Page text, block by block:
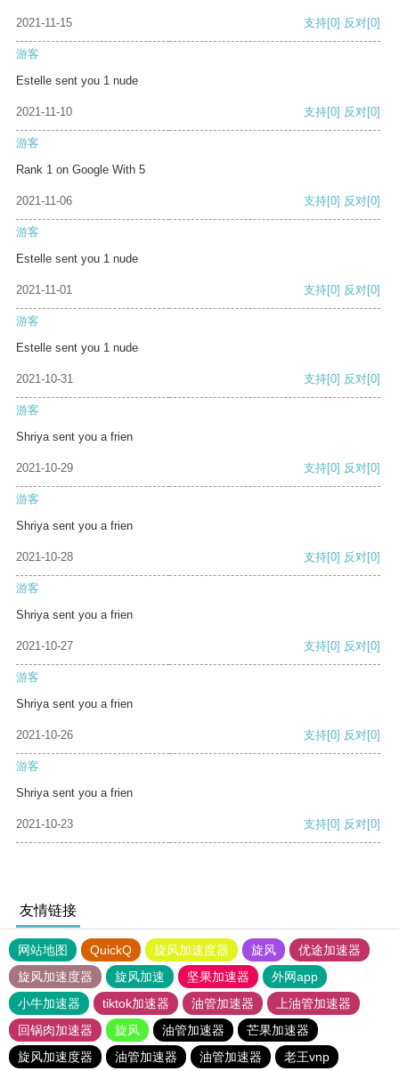
2021-11-15 支持[0] 反对[0]
游客
Estelle sent you 1 nude
2021-11-10 支持[0] 反对[0]
游客
Rank 1 on Google With 5
2021-11-06 支持[0] 反对[0]
游客
Estelle sent you 1 nude
2021-11-01 支持[0] 反对[0]
游客
Estelle sent you 1 nude
2021-10-31 支持[0] 反对[0]
游客
Shriya sent you a frien
2021-10-29 支持[0] 反对[0]
游客
Shriya sent you a frien
2021-10-28 支持[0] 反对[0]
游客
Shriya sent you a frien
2021-10-27 支持[0] 反对[0]
游客
Shriya sent you a frien
2021-10-26 支持[0] 反对[0]
游客
Shriya sent you a frien
2021-10-23 支持[0] 反对[0]
友情链接
网站地图 QuickQ 旋风加速度器 旋风
优途加速器
旋风加速度器
旋风加速 坚果加速器
外网app
小牛加速器
tiktok加速器 油管加速器
上油管加速器
回锅肉加速器
旋风 油管加速器
芒果加速器
旋风加速度器
油管加速器 油管加速器 老王vnp